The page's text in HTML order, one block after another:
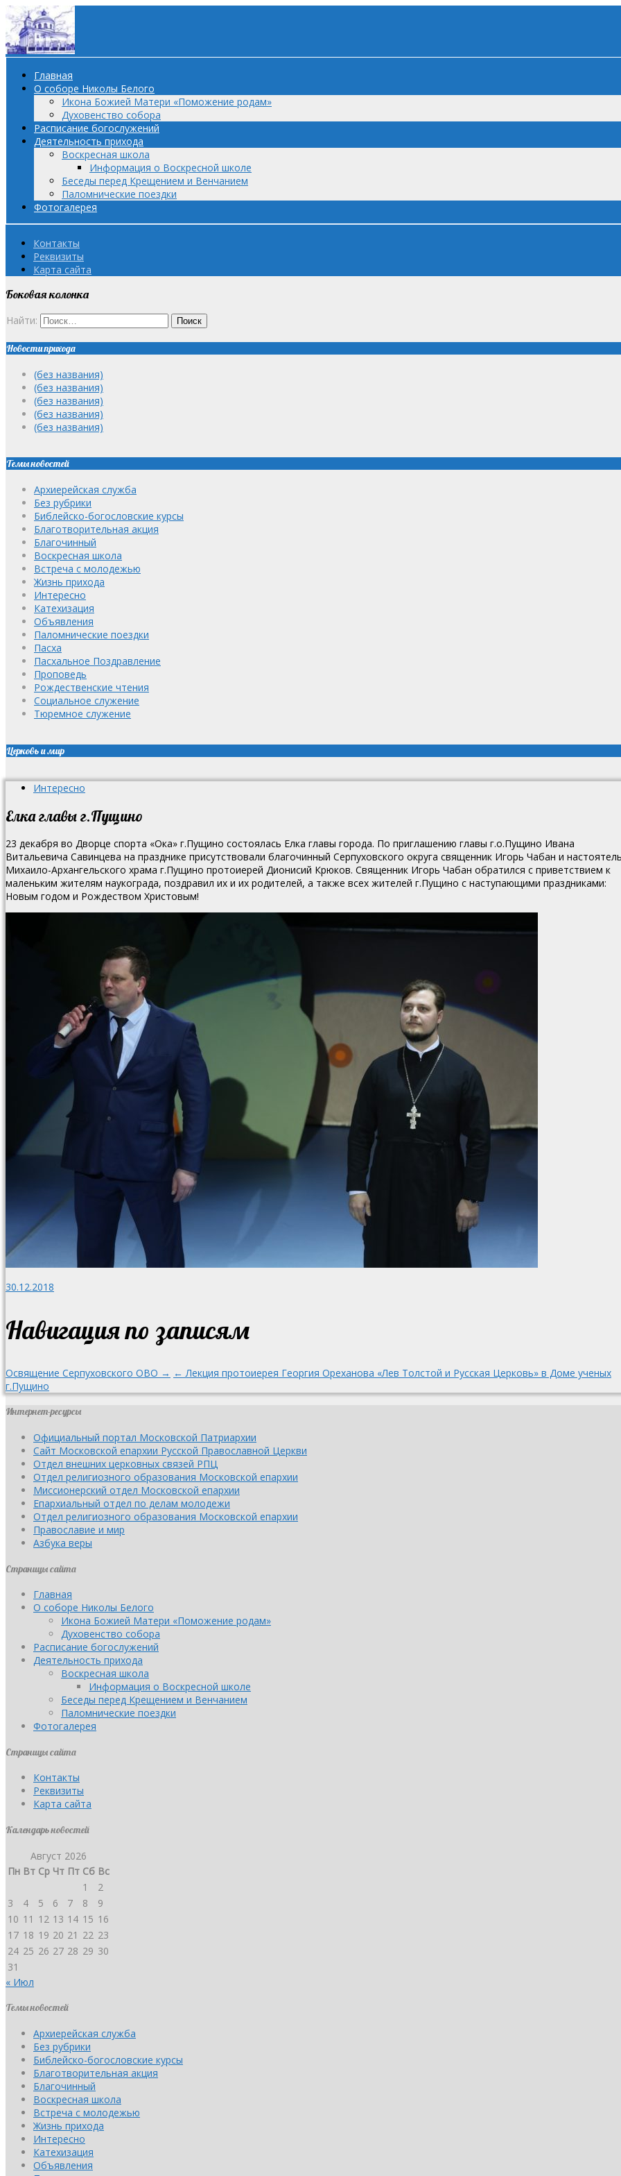
Главная
О соборе Николы Белого
Икона Божией Матери «Поможение родам»
Духовенство собора
Расписание богослужений
Деятельность прихода
Воскресная школа
Информация о Воскресной школе
Беседы перед Крещением и Венчанием
Паломнические поездки
Фотогалерея
Контакты
Реквизиты
Карта сайта
Боковая колонка
Найти:
Новости прихода
(без названия)
(без названия)
(без названия)
(без названия)
(без названия)
Темы новостей
Архиерейская служба
Без рубрики
Библейско-богословские курсы
Благотворительная акция
Благочинный
Воскресная школа
Встреча с молодежью
Жизнь прихода
Интересно
Катехизация
Объявления
Паломнические поездки
Пасха
Пасхальное Поздравление
Проповедь
Рождественские чтения
Социальное служение
Тюремное служение
Церковь и мир
Интересно
Елка главы г.Пущино
23 декабря во Дворце спорта «Ока» г.Пущино состоялась Елка главы города. По приглашению главы г.о.Пущино Ивана
Витальевича Савинцева на празднике присутствовали благочинный Серпуховского округа священник Игорь Чабан и
Михаило-Архангельского храма г.Пущино протоиерей Дионисий Крюков. Священник Игорь Чабан обратился с приветствием к
маленьким жителям наукограда, поздравил их и их родителей, а также всех жителей г.Пущино с наступающими праздниками:
Новым годом и Рождеством Христовым!
30.12.2018
Навигация по записям
Освящение Серпуховского ОВО → ← Лекция протоиерея Георгия Ореханова «Лев Толстой и Русская Церковь» в Доме ученых
г.Пущино
Интернет-ресурсы
Официальный портал Московской Патриархии
Сайт Московской епархии Русской Православной Церкви
Отдел внешних церковных связей РПЦ
Отдел религиозного образования Московской епархии
Миссионерский отдел Московской епархии
Епархиальный отдел по делам молодежи
Отдел религиозного образования Московской епархии
Православие и мир
Азбука веры
Страницы сайта
Главная
О соборе Николы Белого
Икона Божией Матери «Поможение родам»
Духовенство собора
Расписание богослужений
Деятельность прихода
Воскресная школа
Информация о Воскресной школе
Беседы перед Крещением и Венчанием
Паломнические поездки
Фотогалерея
Страницы сайта
Контакты
Реквизиты
Карта сайта
Календарь новостей
Август 2026
Пн Вт Ср Чт Пт Сб Вс
1
2
3
4 5 6 7 8
9
10 11 12 13 14 15 16
17 18 19 20 21 22 23
24 25 26 27 28 29 30
31
« Июл
Темы новостей
Архиерейская служба
Без рубрики
Библейско-богословские курсы
Благотворительная акция
Благочинный
Воскресная школа
Встреча с молодежью
Жизнь прихода
Интересно
Катехизация
Объявления